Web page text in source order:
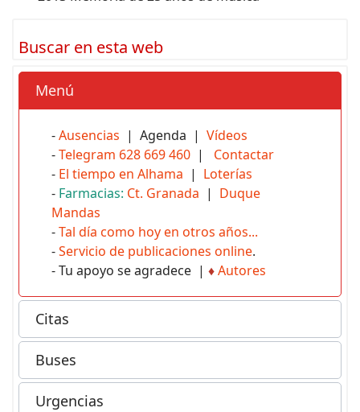
Buscar en esta web
Menú
-Ausencias | Agenda | Vídeos
-Telegram 628 669 460 | Contactar
- El tiempo en Alhama | Loterías
- Farmacias: Ct. Granada | Duque
Mandas
-Tal día como hoy en otros años...
-Servicio de publicaciones online.
- Tu apoyo se agradece | ♦Autores
Citas
Buses
Urgencias